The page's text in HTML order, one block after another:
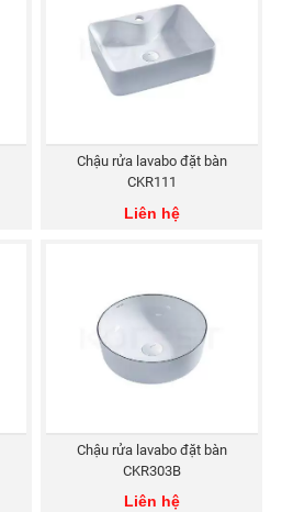
Chậu rửa lavabo đặt bàn
CKR111
Liên hệ
Chậu rửa lavabo đặt bàn
CKR303B
Liên hệ